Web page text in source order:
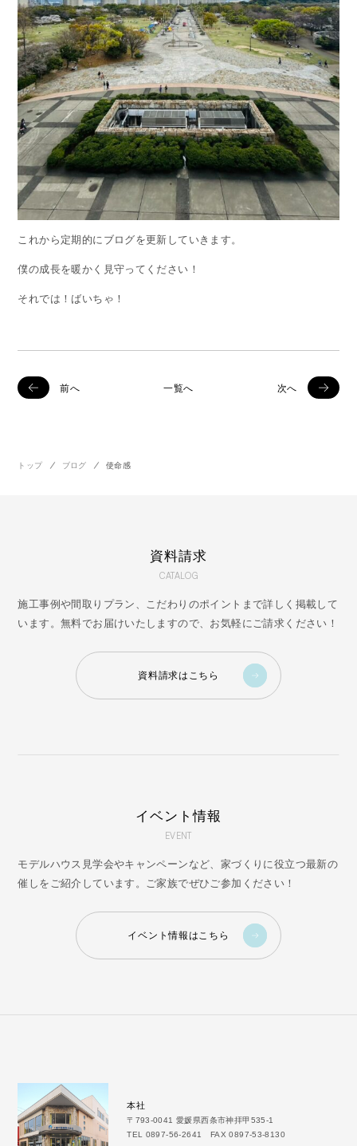
これから定期的にブログを更新していきます。
僕の成長を暖かく見守ってください！
それでは！ばいちゃ！
前へ 一覧へ 次へ
トップ ブログ 使命感
資料請求
CATALOG
施工事例や間取りプラン、こだわりのポイントまで詳しく掲載して
います。無料でお届けいたしますので、お気軽にご請求ください！
資料請求はこちら
イベント情報
EVENT
モデルハウス見学会やキャンペーンなど、家づくりに役立つ最新の
催しをご紹介しています。ご家族でぜひご参加ください！
イベント情報はこちら
本社
〒793-0041 愛媛県西条市神拝甲535-1
TEL 0897-56-2641 FAX 0897-53-8130